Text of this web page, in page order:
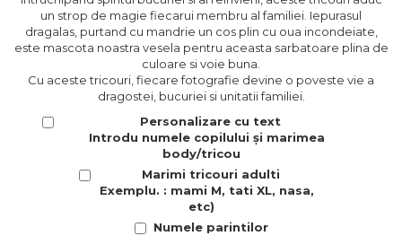
un strop de magie fiecarui membru al familiei. Iepurasul
dragalas, purtand cu mandrie un cos plin cu oua incondeiate,
este mascota noastra vesela pentru aceasta sarbatoare plina de
culoare si voie buna.
Cu aceste tricouri, fiecare fotografie devine o poveste vie a
dragostei, bucuriei si unitatii familiei.
Personalizare cu text
Introdu numele copilului și marimea
body/tricou
Marimi tricouri adulti
Exemplu. : mami M, tati XL, nasa,
etc)
Numele parintilor